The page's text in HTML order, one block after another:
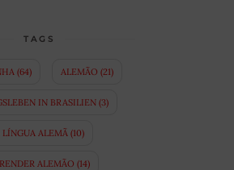
TAGS
(64) ALEMÃO (21)
IN BRASILIEN(3)
LÍNGUA ALEMÃ (10)
ALEMÃO (14)